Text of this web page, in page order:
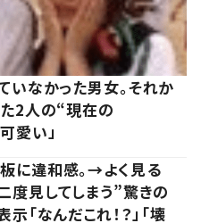
いなかった男女。それか
2人の“現在の
愛い」
に違和感。→よく見る
見してしまう”驚きの
「なんだこれ！？」「壊